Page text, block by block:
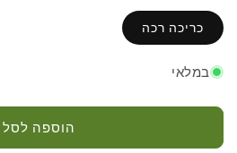
כריכה רכה
במלאי
הוספה לסל